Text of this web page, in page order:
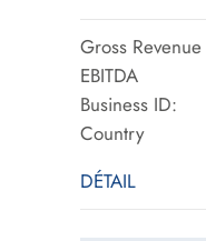
Gross Revenue
EBITDA
Business ID:
Country
DÉTAIL